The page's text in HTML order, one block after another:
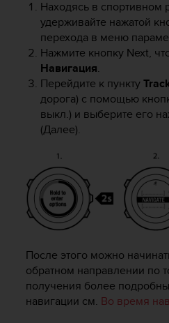
Находясь в
удерживайте нажатой
перехода в меню
Нажмите кнопку Next,
Навигация.
Перейдите к пункту
дорога) с помощью
выкл.) и выберите его
(Далее).
После этого можно
обратном направлении по
получения более
навигации см. Во время